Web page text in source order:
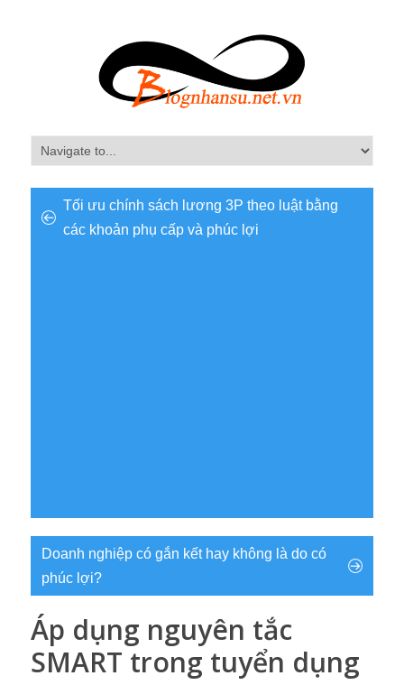
Tối ưu chính sách lương 3P theo luật bằng
các khoản phụ cấp và phúc lợi
Doanh nghiệp có gắn kết hay không là do có
phúc lợi?
Áp dụng nguyên tắc
SMART trong tuyển dụng